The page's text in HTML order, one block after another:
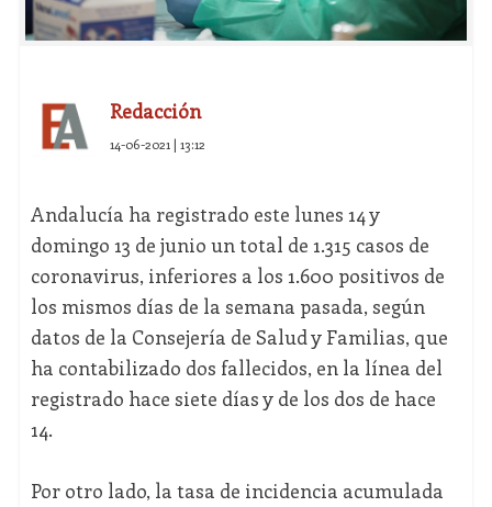
Redacción
14-06-2021 | 13:12
Andalucía ha registrado este lunes 14 y
domingo 13 de junio un total de 1.315 casos de
coronavirus, inferiores a los 1.600 positivos de
los mismos días de la semana pasada, según
datos de la Consejería de Salud y Familias, que
ha contabilizado dos fallecidos, en la línea del
registrado hace siete días y de los dos de hace
14.
Por otro lado, la tasa de incidencia acumulada